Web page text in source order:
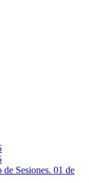
Sesiones. 01 de